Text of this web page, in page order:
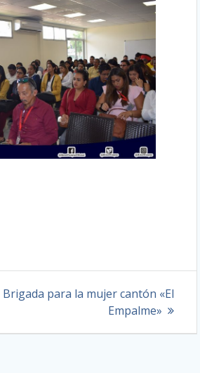
Brigada para la mujer cantón «El
Empalme»